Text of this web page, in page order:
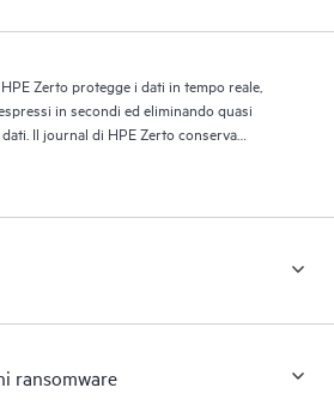
Zerto protegge i dati in tempo reale,
in secondi ed eliminando quasi
Il journal di HPE Zerto conserva
ransomware